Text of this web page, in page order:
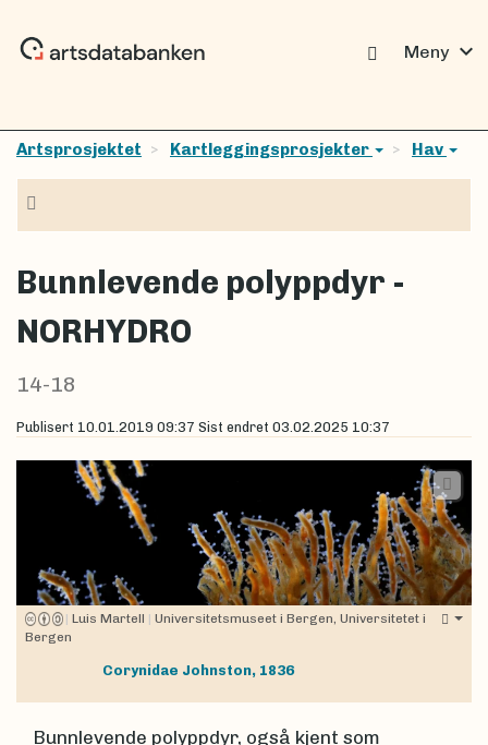
Meny expand_more
Artsprosjektet Kartleggingsprosjekter Hav
Bunnlevende polyppdyr -
NORHYDRO
14-18
Publisert 10.01.2019 09:37 Sist endret 03.02.2025 10:37
| Luis Martell | Universitetsmuseet i Bergen, Universitetet i
Bergen
Corynidae Johnston, 1836
Bunnlevende polyppdyr, også kjent som